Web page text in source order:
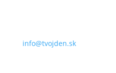
info@tvojden.sk